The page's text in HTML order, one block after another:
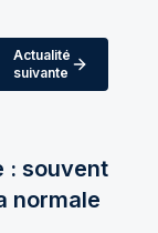
Actualité
suivante
: souvent
normale